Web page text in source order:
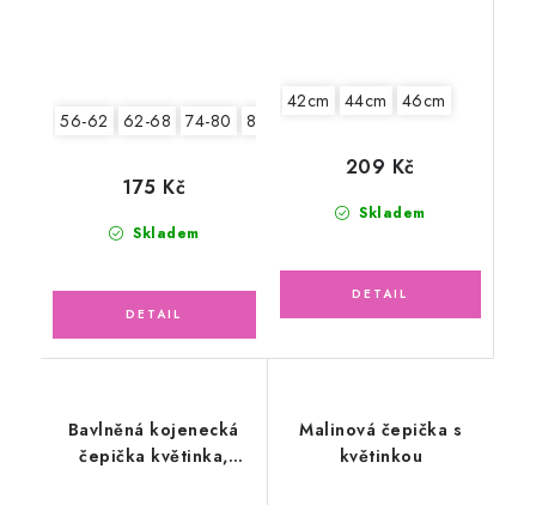
56-62 62-68 74-80 80-86
Skladem
175 Kč
42cm 44cm 46cm
Skladem
209 Kč
Bavlněná kojenecká
čepička květinka,
Malinová čepička s
květinkou